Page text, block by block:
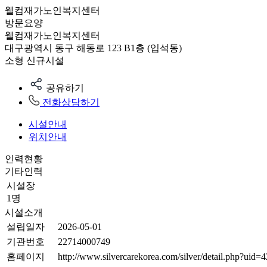
웰컴재가노인복지센터
방문요양
웰컴재가노인복지센터
대구광역시 동구 해동로 123 B1층 (입석동)
소형 신규시설
공유하기
전화상담하기
시설안내
위치안내
인력현황
기타인력
시설장
1명
시설소개
설립일자
2026-05-01
기관번호
22714000749
홈페이지
http://www.silvercarekorea.com/silver/